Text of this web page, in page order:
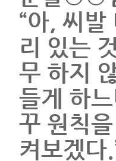
“아, 씨
리 있는
무 하지
들게 하
꾸 원칙
켜보겠다